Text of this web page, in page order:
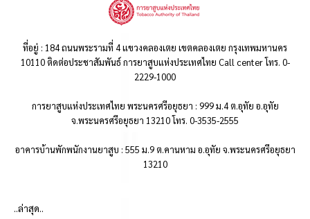
ที่อยู่ : 184 ถนนพระรามที่ 4 แขวงคลองเตย เขตคลองเตย กรุงเทพมหานคร
10110 ติดต่อประชาสัมพันธ์ การยาสูบแห่งประเทศไทย Call center โทร. 0-
2229-1000
การยาสูบแห่งประเทศไทย พระนครศรีอยุธยา : 999 ม.4 ต.อุทัย อ.อุทัย
จ.พระนครศรีอยุธยา 13210 โทร. 0-3535-2555
อาคารบ้านพักพนักงานยาสูบ : 555 ม.9 ต.คานหาม อ.อุทัย จ.พระนครศรีอยุธยา
13210
..ล่าสุด..